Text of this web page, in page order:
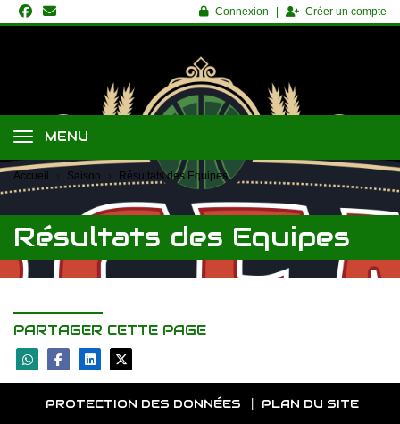
Connexion Créer un compte
MENU
Accueil Saison Résultats des Equipes
Résultats des Equipes
PARTAGER CETTE PAGE
PROTECTION DES DONNÉES
PLAN DU SITE
Panneau de gestion des cookies